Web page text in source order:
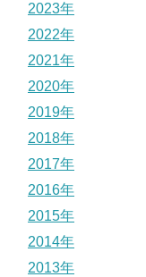
2023年
2022年
2021年
2020年
2019年
2018年
2017年
2016年
2015年
2014年
2013年